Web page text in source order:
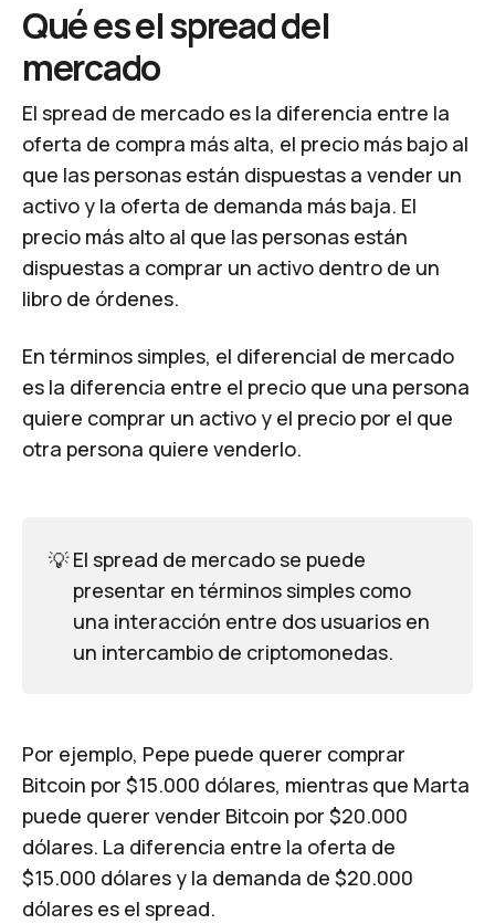
Qué es el spread del
mercado
El spread de mercado es la diferencia entre la
oferta de compra más alta, el precio más bajo al
que las personas están dispuestas a vender un
activo y la oferta de demanda más baja. El
precio más alto al que las personas están
dispuestas a comprar un activo dentro de un
libro de órdenes.
En términos simples, el diferencial de mercado
es la diferencia entre el precio que una persona
quiere comprar un activo y el precio por el que
otra persona quiere venderlo.
💡 El spread de mercado se puede
presentar en términos simples como
una interacción entre dos usuarios en
un intercambio de criptomonedas.
Por ejemplo, Pepe puede querer comprar
Bitcoin por $15.000 dólares, mientras que Marta
puede querer vender Bitcoin por $20.000
dólares. La diferencia entre la oferta de
$15.000 dólares y la demanda de $20.000
dólares es el spread.